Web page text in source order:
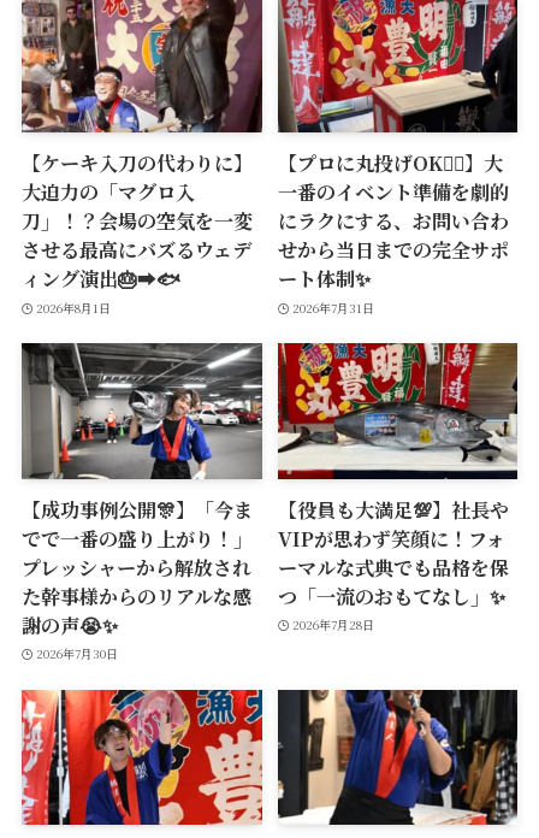
【ケーキ入刀の代わりに】
大迫力の「マグロ入
刀」！？会場の空気を一変
させる最高にバズるウェデ
ィング演出🎂➡️🐟
2026年8月1日
【プロに丸投げOK🙆‍♂️】大
一番のイベント準備を劇的
にラクにする、お問い合わ
せから当日までの完全サポ
ート体制✨
2026年7月31日
【成功事例公開🎊】「今ま
でで一番の盛り上がり！」
プレッシャーから解放され
た幹事様からのリアルな感
謝の声😭✨
2026年7月30日
【役員も大満足💯】社長や
VIPが思わず笑顔に！フォ
ーマルな式典でも品格を保
つ「一流のおもてなし」✨
2026年7月28日